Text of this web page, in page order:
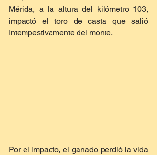
Mérida, a la altura del kilómetro 103,
impactó el toro de casta que salió
Intempestivamente del monte.
Por el impacto, el ganado perdió la vida